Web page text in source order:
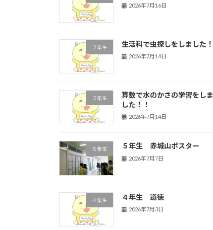
2026年7月16日
２年生 生活科で虫探しをしました！
2026年7月14日
２年生
算数で水のかさの学習をしま
した！！
2026年7月14日
５年生 ５年生 赤城山ポスター
2026年7月7日
４年生 ４年生 道徳
2026年7月3日